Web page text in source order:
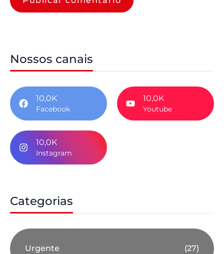
Nossos canais
10,0K
Facebook
10,0K
Youtube
10,0K
Instagram
Categorias
Urgente (27)